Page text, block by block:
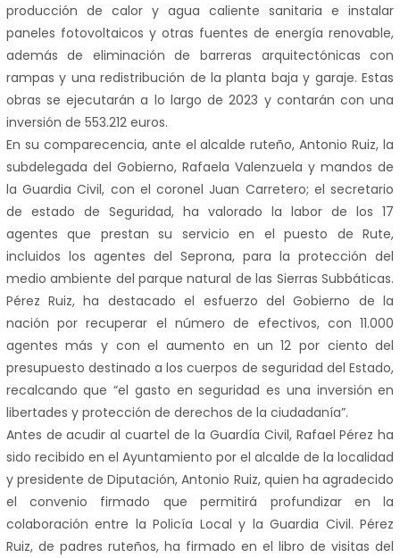
producción de calor y agua caliente sanitaria e instalar
paneles fotovoltaicos y otras fuentes de energía renovable,
además de eliminación de barreras arquitectónicas con
rampas y una redistribución de la planta baja y garaje. Estas
obras se ejecutarán a lo largo de 2023 y contarán con una
inversión de 553.212 euros.
En su comparecencia, ante el alcalde ruteño, Antonio Ruiz, la
subdelegada del Gobierno, Rafaela Valenzuela y mandos de
la Guardia Civil, con el coronel Juan Carretero; el secretario
de estado de Seguridad, ha valorado la labor de los 17
agentes que prestan su servicio en el puesto de Rute,
incluidos los agentes del Seprona, para la protección del
medio ambiente del parque natural de las Sierras Subbáticas.
Pérez Ruiz, ha destacado el esfuerzo del Gobierno de la
nación por recuperar el número de efectivos, con 11.000
agentes más y con el aumento en un 12 por ciento del
presupuesto destinado a los cuerpos de seguridad del Estado,
recalcando que “el gasto en seguridad es una inversión en
libertades y protección de derechos de la ciudadanía”.
Antes de acudir al cuartel de la Guardía Civil, Rafael Pérez ha
sido recibido en el Ayuntamiento por el alcalde de la localidad
y presidente de Diputación, Antonio Ruiz, quien ha agradecido
el convenio firmado que permitirá profundizar en la
colaboración entre la Policía Local y la Guardia Civil. Pérez
Ruiz, de padres ruteños, ha firmado en el libro de visitas del